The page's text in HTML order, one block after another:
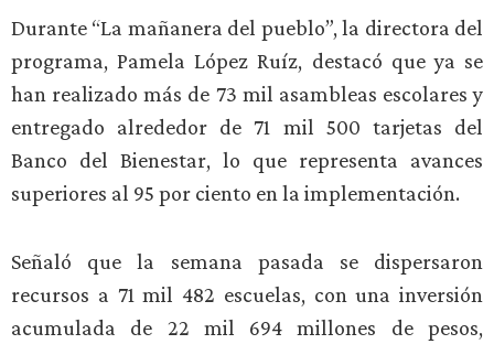
Durante “La mañanera del pueblo”, la directora del
programa, Pamela López Ruíz, destacó que ya se
han realizado más de 73 mil asambleas escolares y
entregado alrededor de 71 mil 500 tarjetas del
Banco del Bienestar, lo que representa avances
superiores al 95 por ciento en la implementación.
Señaló que la semana pasada se dispersaron
recursos a 71 mil 482 escuelas, con una inversión
acumulada de 22 mil 694 millones de pesos,